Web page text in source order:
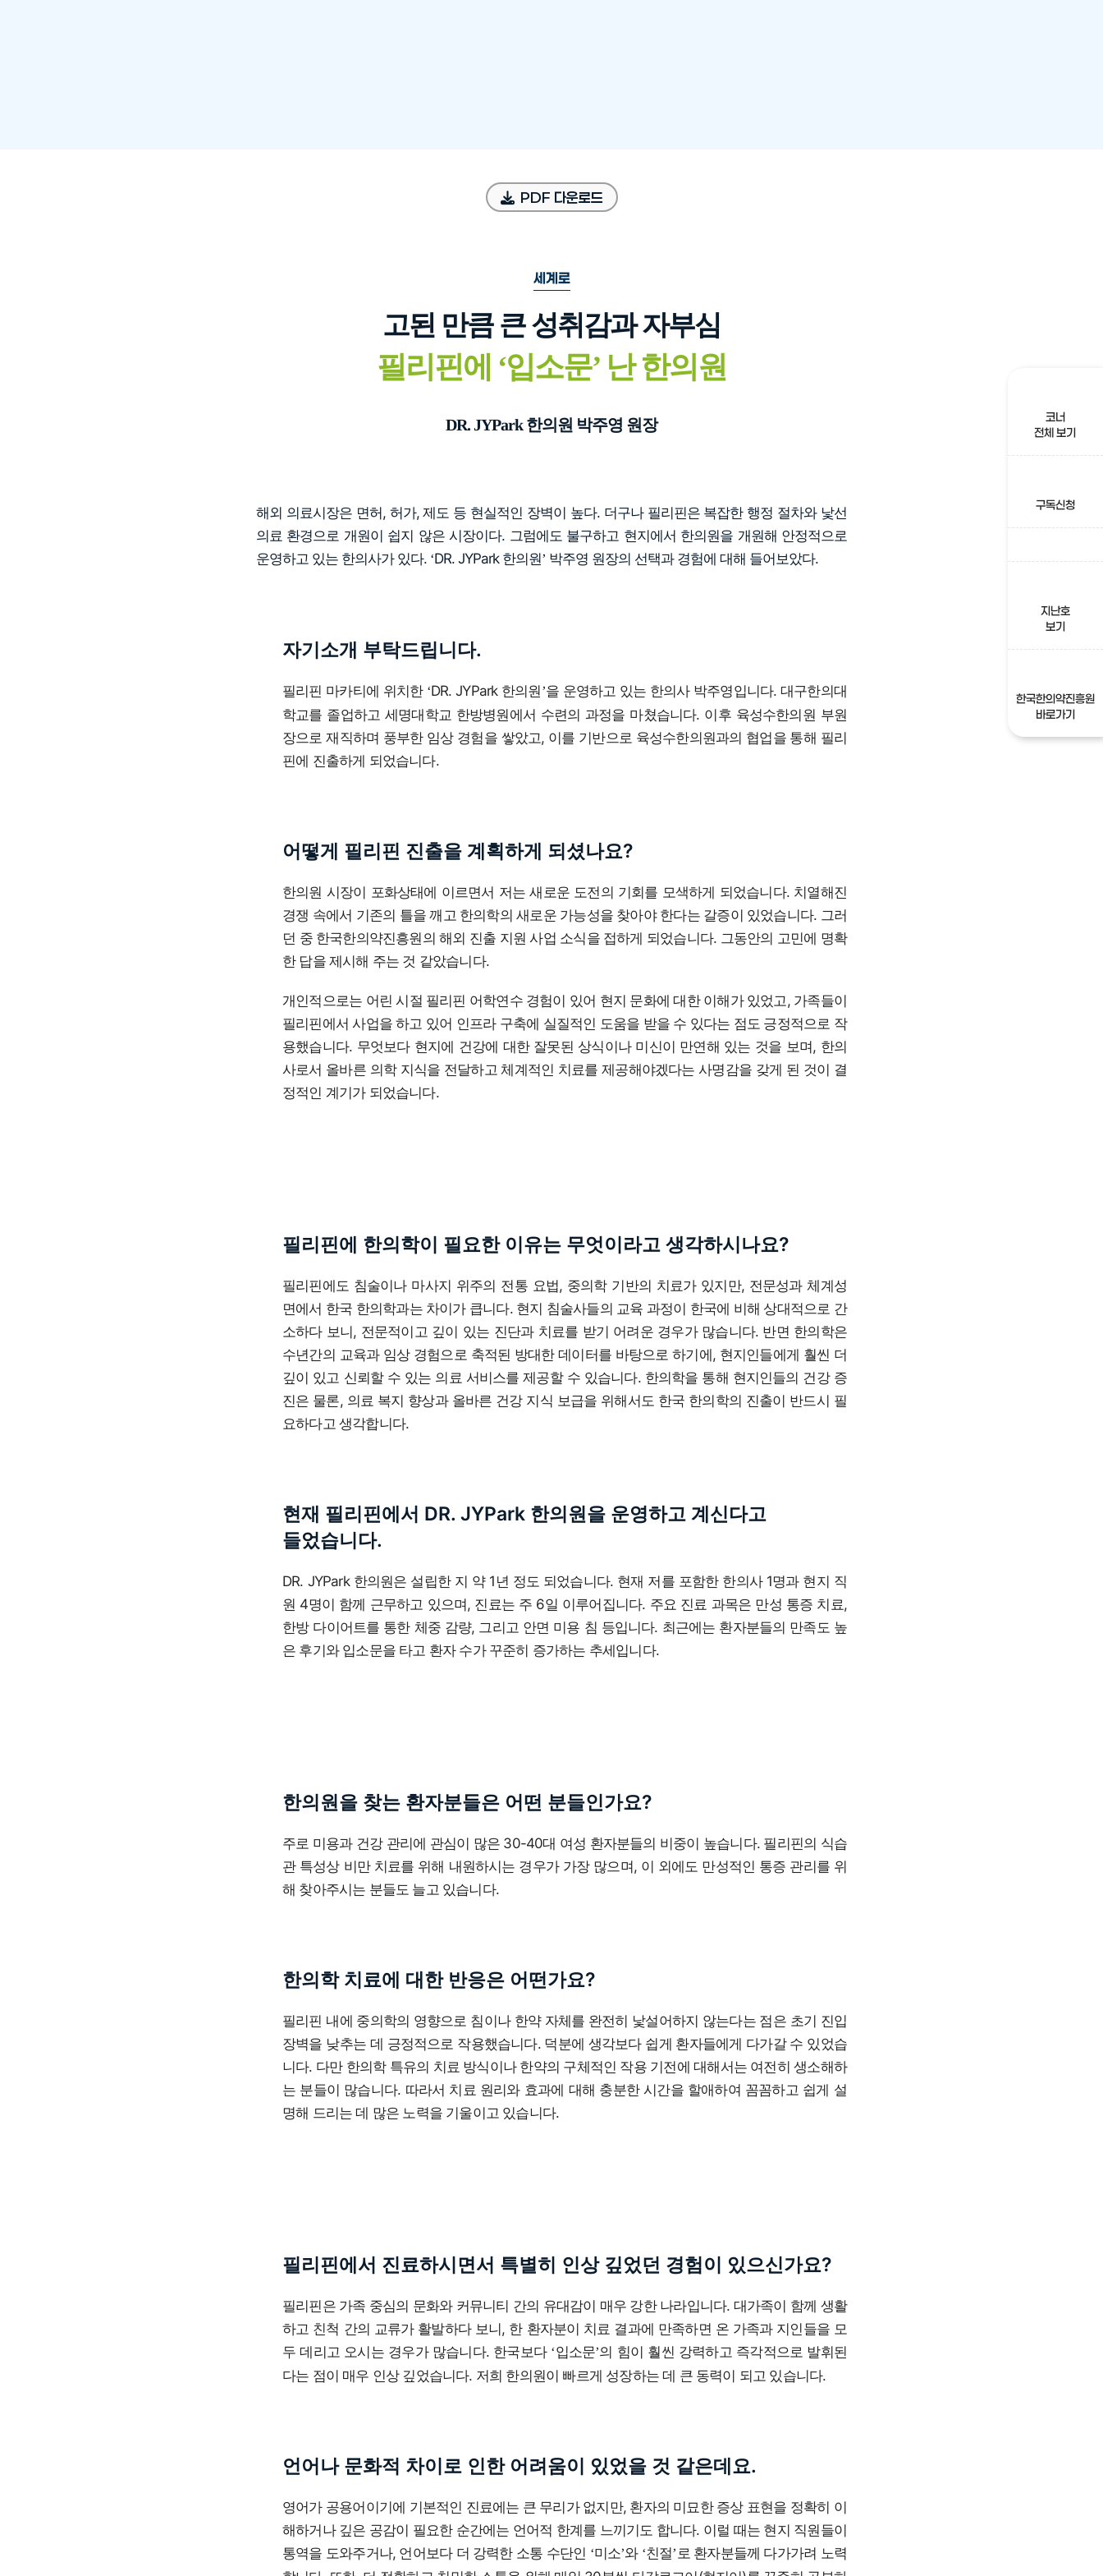
코너
전체 보기
구독신청
지난호
보기
한국한의약진흥원
바로가기
PDF 다운로드
세계로
고된 만큼 큰 성취감과 자부심
필리핀에 ‘입소문’난 한의원
DR. JYPark 한의원 박주영 원장
해외 의료시장은 면허, 허가, 제도 등 현실적인 장벽이 높다. 더구나 필리핀은 복잡한 행정 절차와 낯선
의료 환경으로 개원이 쉽지 않은 시장이다. 그럼에도 불구하고 현지에서 한의원을 개원해 안정적으로
운영하고 있는 한의사가 있다. ‘DR. JYPark 한의원’ 박주영 원장의 선택과 경험에 대해 들어보았다.
자기소개 부탁드립니다.
필리핀 마카티에 위치한 ‘DR. JYPark 한의원’을 운영하고 있는 한의사 박주영입니다. 대구한의대
학교를 졸업하고 세명대학교 한방병원에서 수련의 과정을 마쳤습니다. 이후 육성수한의원 부원
장으로 재직하며 풍부한 임상 경험을 쌓았고, 이를 기반으로 육성수한의원과의 협업을 통해 필리
핀에 진출하게 되었습니다.
어떻게 필리핀 진출을 계획하게 되셨나요?
한의원 시장이 포화상태에 이르면서 저는 새로운 도전의 기회를 모색하게 되었습니다. 치열해진
경쟁 속에서 기존의 틀을 깨고 한의학의 새로운 가능성을 찾아야 한다는 갈증이 있었습니다. 그러
던 중 한국한의약진흥원의 해외 진출 지원 사업 소식을 접하게 되었습니다. 그동안의 고민에 명확
한 답을 제시해 주는 것 같았습니다.
개인적으로는 어린 시절 필리핀 어학연수 경험이 있어 현지 문화에 대한 이해가 있었고, 가족들이
필리핀에서 사업을 하고 있어 인프라 구축에 실질적인 도움을 받을 수 있다는 점도 긍정적으로 작
용했습니다. 무엇보다 현지에 건강에 대한 잘못된 상식이나 미신이 만연해 있는 것을 보며, 한의
사로서 올바른 의학 지식을 전달하고 체계적인 치료를 제공해야겠다는 사명감을 갖게 된 것이 결
정적인 계기가 되었습니다.
필리핀에 한의학이 필요한 이유는 무엇이라고 생각하시나요?
필리핀에도 침술이나 마사지 위주의 전통 요법, 중의학 기반의 치료가 있지만, 전문성과 체계성
면에서 한국 한의학과는 차이가 큽니다. 현지 침술사들의 교육 과정이 한국에 비해 상대적으로 간
소하다 보니, 전문적이고 깊이 있는 진단과 치료를 받기 어려운 경우가 많습니다. 반면 한의학은
수년간의 교육과 임상 경험으로 축적된 방대한 데이터를 바탕으로 하기에, 현지인들에게 훨씬 더
깊이 있고 신뢰할 수 있는 의료 서비스를 제공할 수 있습니다. 한의학을 통해 현지인들의 건강 증
진은 물론, 의료 복지 향상과 올바른 건강 지식 보급을 위해서도 한국 한의학의 진출이 반드시 필
요하다고 생각합니다.
현재 필리핀에서 DR. JYPark 한의원을 운영하고 계신다고
들었습니다.
DR. JYPark 한의원은 설립한 지 약 1년 정도 되었습니다. 현재 저를 포함한 한의사 1명과 현지 직
원 4명이 함께 근무하고 있으며, 진료는 주 6일 이루어집니다. 주요 진료 과목은 만성 통증 치료,
한방 다이어트를 통한 체중 감량, 그리고 안면 미용 침 등입니다. 최근에는 환자분들의 만족도 높
은 후기와 입소문을 타고 환자 수가 꾸준히 증가하는 추세입니다.
한의원을 찾는 환자분들은 어떤 분들인가요?
주로 미용과 건강 관리에 관심이 많은 30-40대 여성 환자분들의 비중이 높습니다. 필리핀의 식습
관 특성상 비만 치료를 위해 내원하시는 경우가 가장 많으며, 이 외에도 만성적인 통증 관리를 위
해 찾아주시는 분들도 늘고 있습니다.
한의학 치료에 대한 반응은 어떤가요?
필리핀 내에 중의학의 영향으로 침이나 한약 자체를 완전히 낯설어하지 않는다는 점은 초기 진입
장벽을 낮추는 데 긍정적으로 작용했습니다. 덕분에 생각보다 쉽게 환자들에게 다가갈 수 있었습
니다. 다만 한의학 특유의 치료 방식이나 한약의 구체적인 작용 기전에 대해서는 여전히 생소해하
는 분들이 많습니다. 따라서 치료 원리와 효과에 대해 충분한 시간을 할애하여 꼼꼼하고 쉽게 설
명해 드리는 데 많은 노력을 기울이고 있습니다.
필리핀에서 진료하시면서 특별히 인상 깊었던 경험이 있으신가요?
필리핀은 가족 중심의 문화와 커뮤니티 간의 유대감이 매우 강한 나라입니다. 대가족이 함께 생활
하고 친척 간의 교류가 활발하다 보니, 한 환자분이 치료 결과에 만족하면 온 가족과 지인들을 모
두 데리고 오시는 경우가 많습니다. 한국보다 ‘입소문’의 힘이 훨씬 강력하고 즉각적으로 발휘된
다는 점이 매우 인상 깊었습니다. 저희 한의원이 빠르게 성장하는 데 큰 동력이 되고 있습니다.
언어나 문화적 차이로 인한 어려움이 있었을 것 같은데요.
영어가 공용어이기에 기본적인 진료에는 큰 무리가 없지만, 환자의 미묘한 증상 표현을 정확히 이
해하거나 깊은 공감이 필요한 순간에는 언어적 한계를 느끼기도 합니다. 이럴 때는 현지 직원들이
통역을 도와주거나, 언어보다 더 강력한 소통 수단인 ‘미소’와 ‘친절’로 환자분들께 다가가려 노력